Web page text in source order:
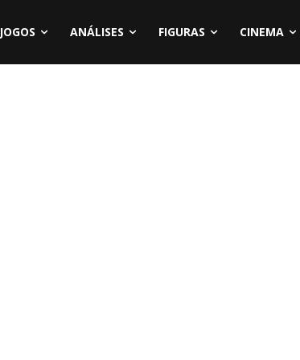
JOGOS ANÁLISES FIGURAS CINEMA